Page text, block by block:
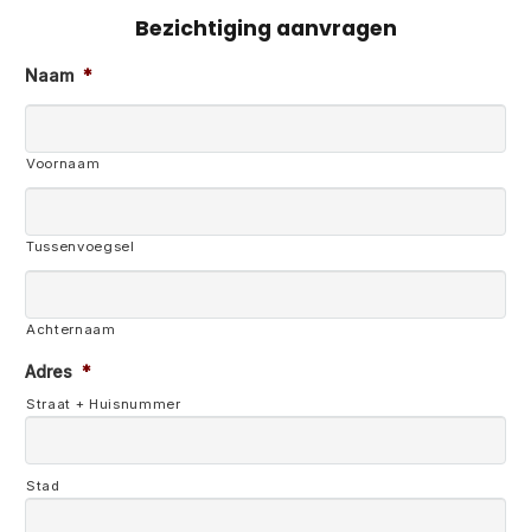
Bezichtiging aanvragen
Naam *
Voornaam
Tussenvoegsel
Achternaam
Adres *
Straat + Huisnummer
Stad